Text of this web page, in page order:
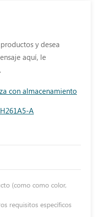
y desea
aquí, le
con almacenamiento
A